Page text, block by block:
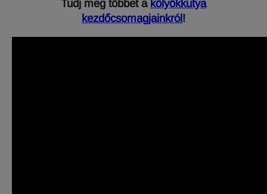
Tudj meg többet a kölyökkutya
kezdőcsomagjainkról!